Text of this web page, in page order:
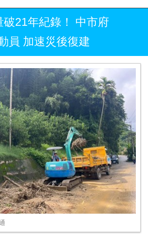
破21年紀錄！ 中市府
員 加速災後復建